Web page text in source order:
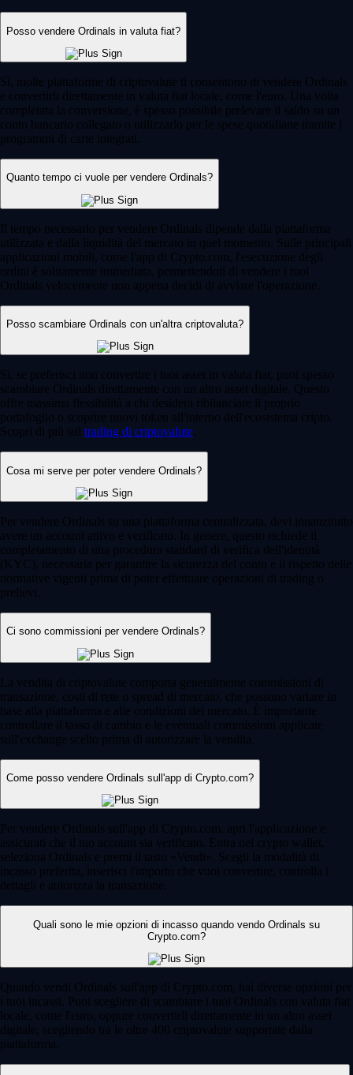
Posso vendere Ordinals in valuta fiat?
Sì, molte piattaforme di criptovalute ti consentono di vendere Ordinals
e convertirli direttamente in valuta fiat locale, come l'euro. Una volta
completata la conversione, è spesso possibile prelevare il saldo su un
conto bancario collegato o utilizzarlo per le spese quotidiane tramite i
programmi di carte integrati.
Quanto tempo ci vuole per vendere Ordinals?
Il tempo necessario per vendere Ordinals dipende dalla piattaforma
utilizzata e dalla liquidità del mercato in quel momento. Sulle principali
applicazioni mobili, come l'app di Crypto.com, l'esecuzione degli
ordini è solitamente immediata, permettendoti di vendere i tuoi
Ordinals velocemente non appena decidi di avviare l'operazione.
Posso scambiare Ordinals con un'altra criptovaluta?
Sì, se preferisci non convertire i tuoi asset in valuta fiat, puoi spesso
scambiare Ordinals direttamente con un altro asset digitale. Questo
offre massima flessibilità a chi desidera ribilanciare il proprio
portafoglio o scoprire nuovi token all'interno dell'ecosistema cripto.
Scopri di più sul trading di criptovalute
Cosa mi serve per poter vendere Ordinals?
Per vendere Ordinals su una piattaforma centralizzata, devi innanzitutto
avere un account attivo e verificato. In genere, questo richiede il
completamento di una procedura standard di verifica dell'identità
(KYC), necessaria per garantire la sicurezza del conto e il rispetto delle
normative vigenti prima di poter effettuare operazioni di trading o
prelievi.
Ci sono commissioni per vendere Ordinals?
La vendita di criptovalute comporta generalmente commissioni di
transazione, costi di rete o spread di mercato, che possono variare in
base alla piattaforma e alle condizioni del mercato. È importante
controllare il tasso di cambio e le eventuali commissioni applicate
sull'exchange scelto prima di autorizzare la vendita.
Come posso vendere Ordinals sull'app di Crypto.com?
Per vendere Ordinals sull'app di Crypto.com, apri l'applicazione e
assicurati che il tuo account sia verificato. Entra nel crypto wallet,
seleziona Ordinals e premi il tasto «Vendi». Scegli la modalità di
incasso preferita, inserisci l'importo che vuoi convertire, controlla i
dettagli e autorizza la transazione.
Quali sono le mie opzioni di incasso quando vendo Ordinals su
Crypto.com?
Quando vendi Ordinals sull'app di Crypto.com, hai diverse opzioni per
i tuoi incassi. Puoi scegliere di scambiare i tuoi Ordinals con valuta fiat
locale, come l'euro, oppure convertirli direttamente in un altro asset
digitale, scegliendo tra le oltre 400 criptovalute supportate dalla
piattaforma.